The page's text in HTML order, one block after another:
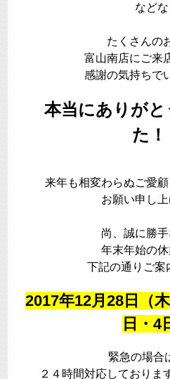
など
たくさんの
富山南店にご来
感謝の気持ちで
本当にありが
た！
来年も相変わらぬご愛
お願い申し上
尚、誠に勝手
年末年始の休
下記の通りご案
2017年12月28日（
日・
緊急の場合
２４時間対応しておりま